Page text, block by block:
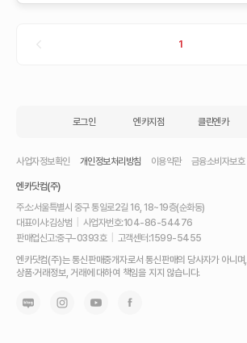
1
로그인 엔카지점 클린엔카
사업자정보확인 개인정보처리방침 이용약관 금융소비자보호
엔카닷컴(주)
주소:서울특별시 중구 통일로2길 16, 18~19층(순화동)
대표이사:김상범 사업자번호:104-86-54476
판매업신고:중구-0393호 고객센터:1599-5455
차
를
고
엔카닷컴(주)는 통신판매중개자로서 통신판매의 당사자가 아니며,
상품·거래정보, 거래에 대하여 책임을 지지 않습니다.